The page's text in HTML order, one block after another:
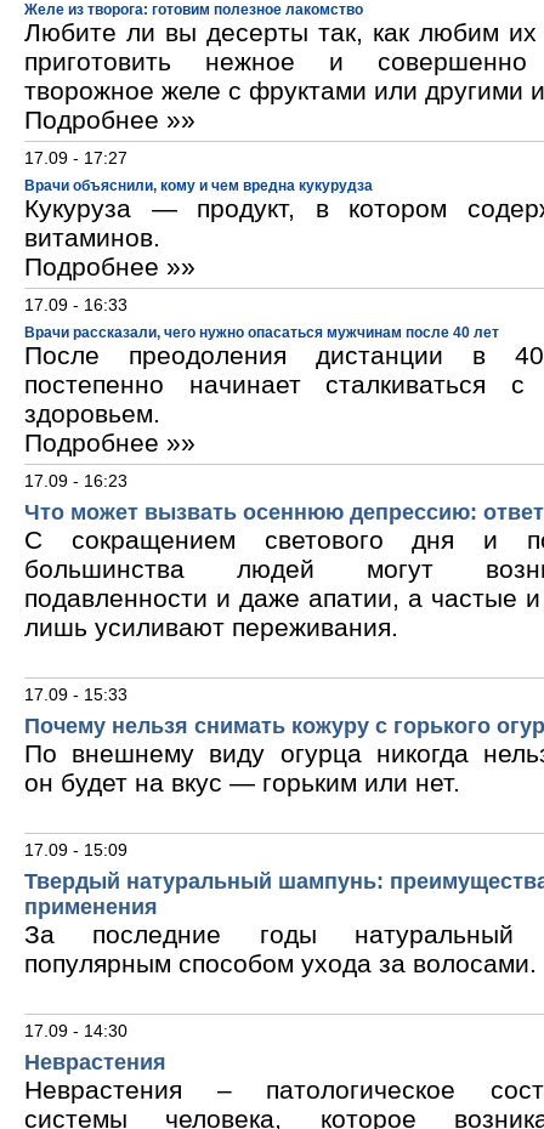
Желе из творога: готовим полезное лакомство
Любите ли вы десерты так, как любим
приготовить нежное и
творожное желе с фруктами или другими
Подробнее »»
17.09 - 17:27
Врачи объяснили, кому и чем вредна кукурудза
Кукуруза — продукт, в котором
витаминов.
Подробнее »»
17.09 - 16:33
Врачи рассказали, чего нужно опасаться мужчинам после 40 лет
После преодоления дистанции в
постепенно начинает сталкиваться
здоровьем.
Подробнее »»
17.09 - 16:23
Что может вызвать осеннюю депрессию:
С сокращением светового дня и
большинства людей могут
подавленности и даже апатии, а частые
лишь усиливают переживания.
17.09 - 15:33
Почему нельзя снимать кожуру с горького
По внешнему виду огурца никогда
он будет на вкус — горьким или нет.
17.09 - 15:09
Твердый натуральный шампунь:
применения
За последние годы натуральный
популярным способом ухода за волосами.
17.09 - 14:30
Неврастения
Неврастения – патологическое
системы человека, которое